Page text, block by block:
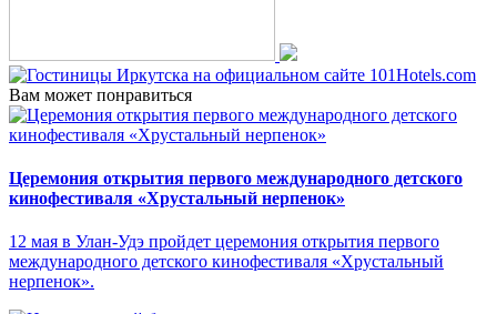
Вам может понравиться
Церемония открытия первого международного детского
кинофестиваля «Хрустальный нерпенок»
12 мая в Улан-Удэ пройдет церемония открытия первого
международного детского кинофестиваля «Хрустальный
нерпенок».